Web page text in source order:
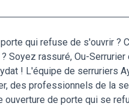
qui refuse de s'ouvrir ?
Soyez rassuré, Ou-
! L'équipe de serruriers
des professionnels de la
de porte qui se